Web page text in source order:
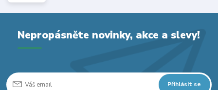
Nepropásněte novinky, akce a slevy!
Přihlásit se